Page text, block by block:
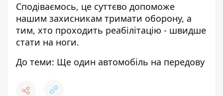
Сподіваємось, це суттєво допоможе
нашим захисникам тримати оборону, а
тим, хто проходить реабілітацію - швидше
стати на ноги.
До теми: Ще один автомобіль на передову